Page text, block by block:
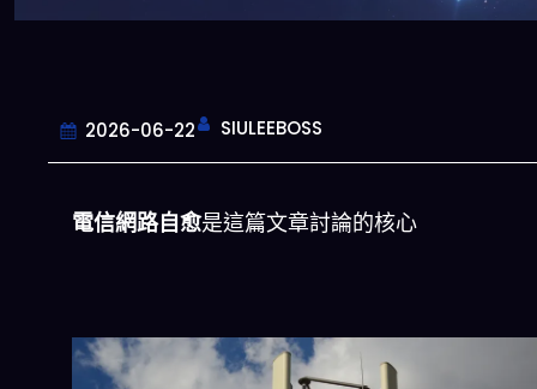
2026-06-22 SIULEEBOSS
電信網路自愈是這篇文章討論的核心